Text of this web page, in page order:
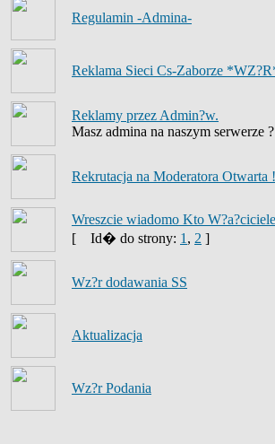
Regulamin -Admina-
Reklama Sieci Cs-Zaborze
Reklamy przez Admin?w.
Masz admina na naszym serwerze
Rekrutacja na Moderatora Otwarta !
Wreszcie wiadomo Kto
[
Id� do strony: 1 , 2 ]
Wz?r dodawania SS
Aktualizacja
Wz?r Podania